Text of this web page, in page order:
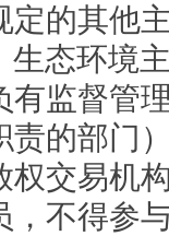
定的其他
生态环境
有监督管
责的部门
权交易机
，不得参